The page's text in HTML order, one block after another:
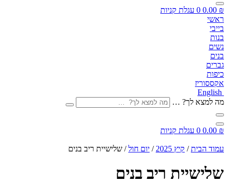
0.00 ₪
0 עגלת קניות
ראשי
בייבי
בנות
נשים
בנים
גברים
כיפות
אקססוריז
English
מה למצא לך? …
0.00 ₪
0 עגלת קניות
עמוד הבית/ קיץ 2025 / יום חול/ שלישיית ריב בנים
שלישיית ריב בנים